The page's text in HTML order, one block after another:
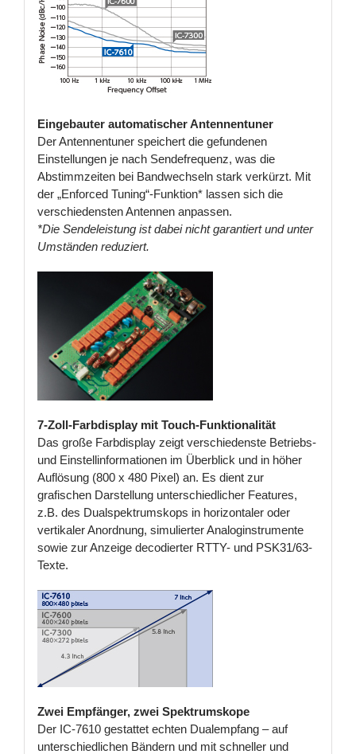
Eingebauter automatischer Antennentuner
Der Antennentuner speichert die gefundenen
Einstellungen je nach Sendefrequenz, was die
Abstimmzeiten bei Bandwechseln stark verkürzt. Mit
der „Enforced Tuning“-Funktion* lassen sich die
verschiedensten Antennen anpassen.
*Die Sendeleistung ist dabei nicht garantiert und unter
Umständen reduziert.
7-Zoll-Farbdisplay mit Touch-Funktionalität
Das große Farbdisplay zeigt verschiedenste Betriebs-
und Einstellinformationen im Überblick und in höher
Auflösung (800 x 480 Pixel) an. Es dient zur
grafischen Darstellung unterschiedlicher Features,
z.B. des Dualspektrumskops in horizontaler oder
vertikaler Anordnung, simulierter Analoginstrumente
sowie zur Anzeige decodierter RTTY- und PSK31/63-
Texte.
Zwei Empfänger, zwei Spektrumskope
Der IC-7610 gestattet echten Dualempfang – auf
unterschiedlichen Bändern und mit schneller und